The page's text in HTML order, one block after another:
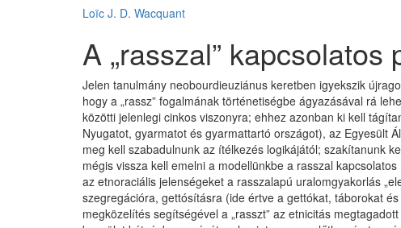
Loïc J. D. Wacquant
A „rasszal”
Jelen tanulmány neobourdieuziánus keretben igyekszik
hogy a „rassz” fogalmának történetiségbe ágyazásával rá
közötti jelenlegi cinkos viszonyra; ehhez azonban ki kell
Nyugatot, gyarmatot és gyarmattartó országot), az Egyesült
meg kell szabadulnunk az ítélkezés logikájától; szakítanunk
mégis vissza kell emelni a modellünkbe a rasszal
az etnoraciális jelenségeket a rasszalapú uralomgyakorlás
szegregációra, gettósításra (ide értve a gettókat, táborokat
megközelítés segítségével a „rasszt” az etnicitás